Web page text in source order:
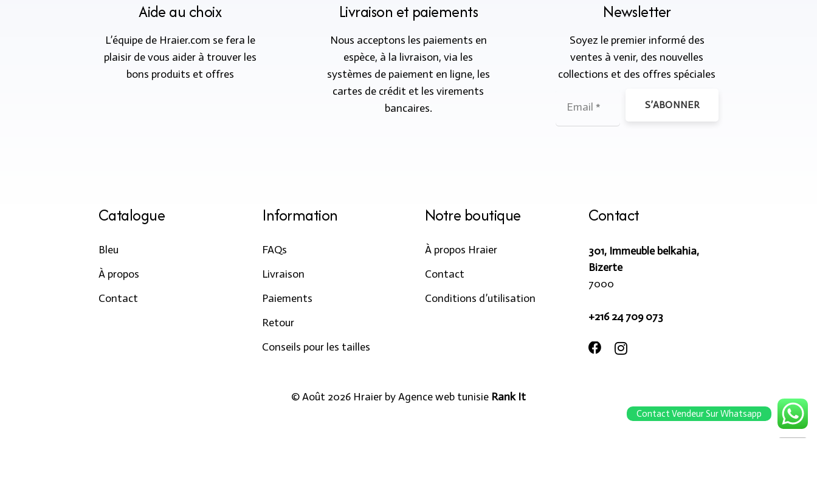
Aide au choix
L’équipe de Hraier.com se fera le
plaisir de vous aider à trouver les
bons produits et offres
Livraison et paiements
Nous acceptons les paiements en
espèce, à la livraison, via les
systèmes de paiement en ligne, les
cartes de crédit et les virements
bancaires.
Newsletter
Soyez le premier informé des
ventes à venir, des nouvelles
collections et des offres spéciales
S’ABONNER
Catalogue
Bleu
À propos
Contact
Information
FAQs
Livraison
Paiements
Retour
Conseils pour les tailles
Notre boutique
À propos Hraier
Contact
Conditions d’utilisation
Contact
301, Immeuble belkahia,
Bizerte
7000
+216 24 709 073
© Août 2026 Hraier byAgence web tunisie Rank It
Contact Vendeur Sur Whatsapp